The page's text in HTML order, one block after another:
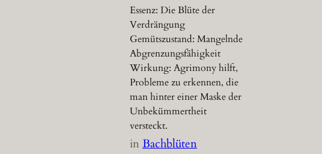
Essenz: Die Blüte der
Verdrängung
Gemütszustand: Mangelnde
Abgrenzungsfähigkeit
Wirkung: Agrimony hilft,
Probleme zu erkennen, die
man hinter einer Maske der
Unbekümmertheit
versteckt.
inBachblüten